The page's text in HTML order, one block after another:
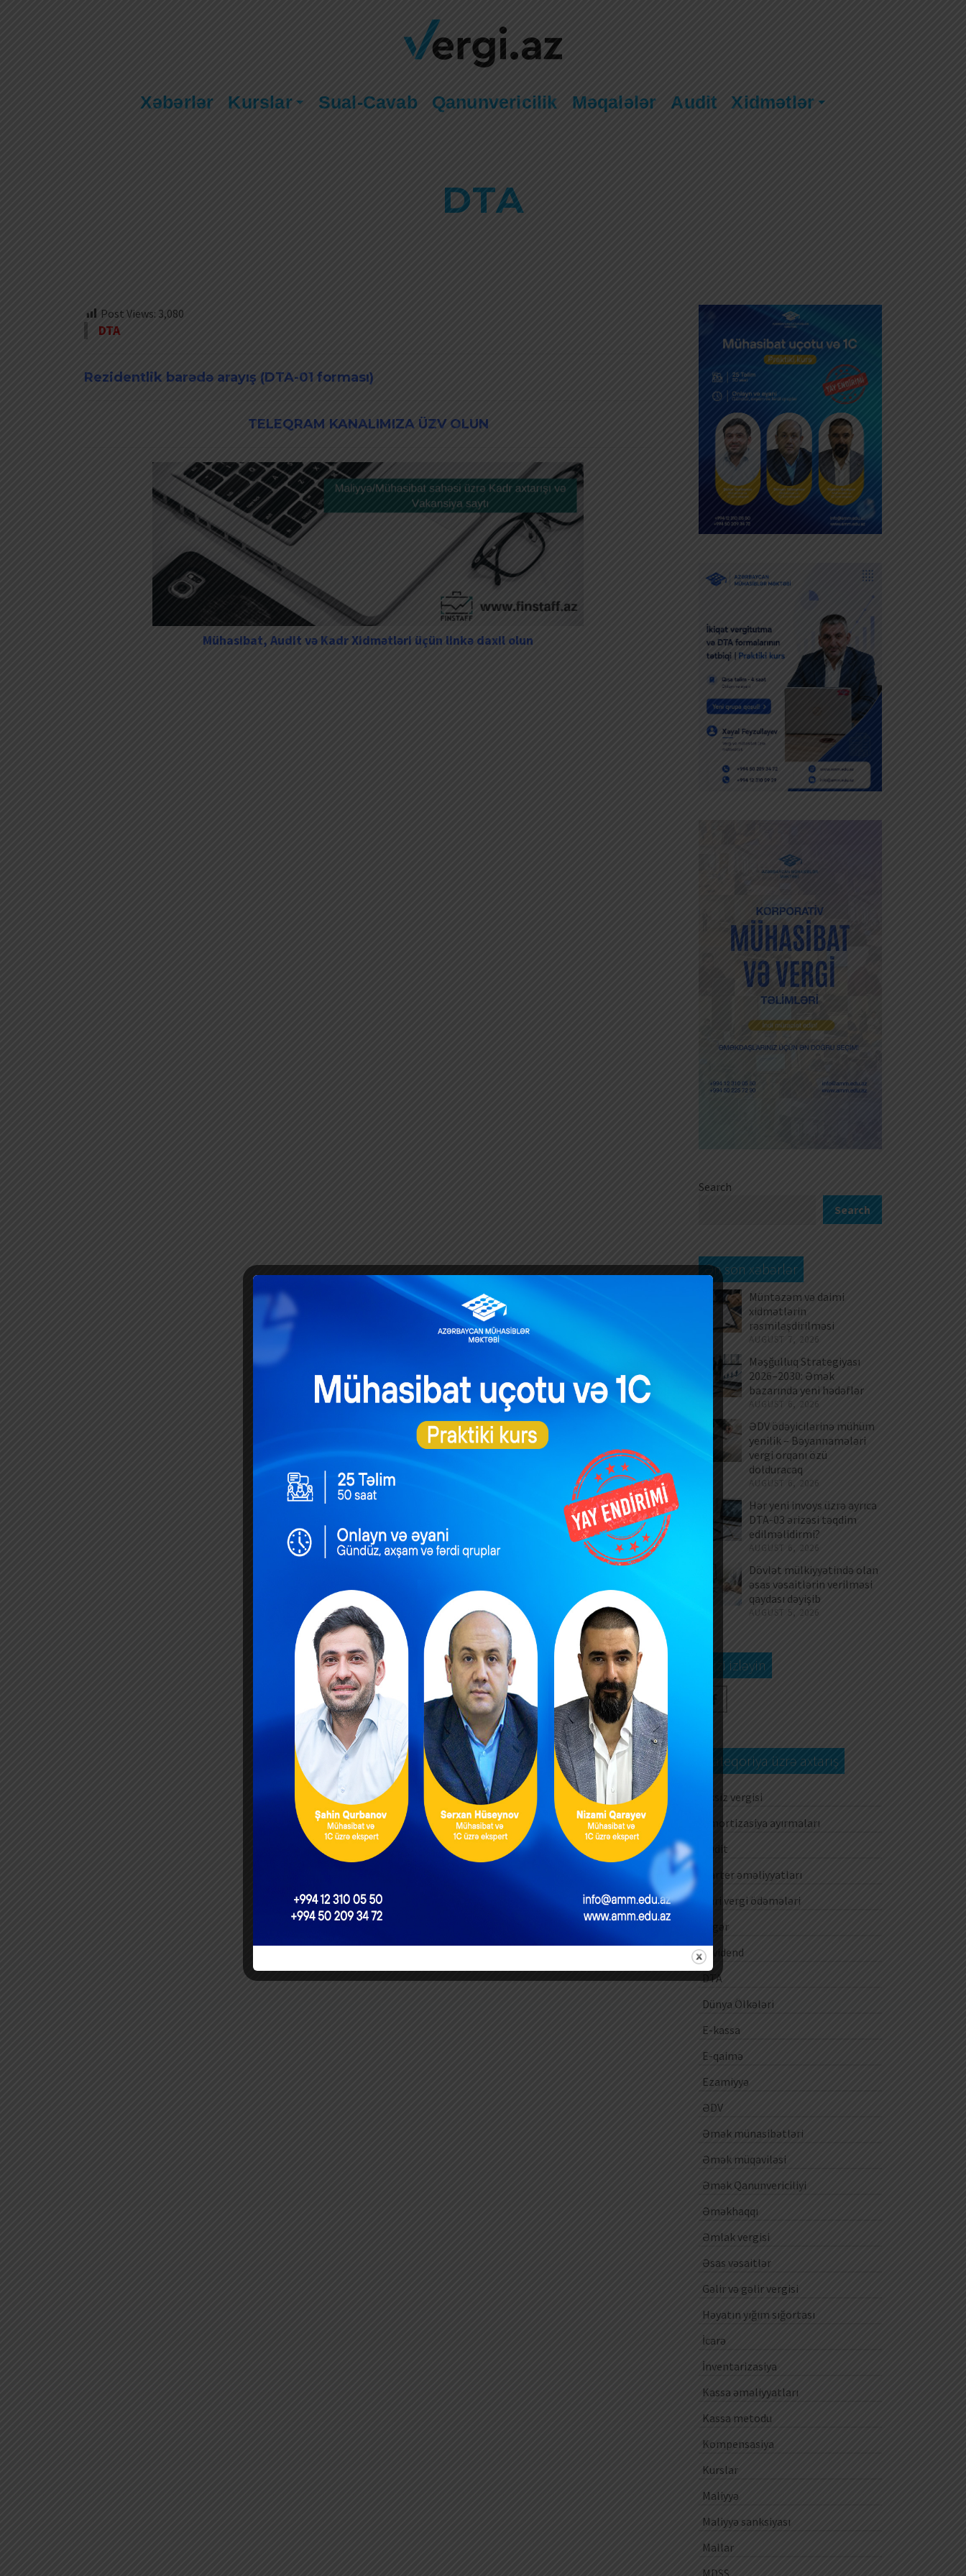
Xəbərlər Kurslar Sual-Cavab Qanunvericilik Məqalələr Audit Xidmətlər
DTA
Post Views: 3,080
DTA
Rezidentlik barədə arayış (DTA-01 forması)
TELEQRAM KANALIMIZA ÜZV OLUN
Mühasibat, Audit və Kadr Xidmətləri üçün linkə daxil olun
Search
Search
Ən son xəbərlər
Müntəzəm və daimi
xidmətlərin
rəsmiləşdirilməsi
AUGUST 7, 2026
Məşğulluq Strategiyası
2026–2030: Əmək
bazarında yeni hədəflər
AUGUST 6, 2026
ƏDV ödəyicilərinə mühüm
yenilik – Bəyannamələri
vergi orqanı özü
dolduracaq
AUGUST 6, 2026
Hər yeni invoys üzrə ayrıca
DTA-03 ərizəsi təqdim
edilməlidirmi?
AUGUST 6, 2026
Dövlət mülkiyyətində olan
əsas vəsaitlərin verilməsi
qaydası dəyişib
AUGUST 5, 2026
Bizi izləyin
Kateqoriya üzrə axtarış
Aksiz vergisi
Amortizasiya ayırmaları
Audit
Barter əməliyyatları
Cari vergi ödəmələri
Digər
Dividend
DTA
Dünya Ölkələri
E-kassa
E-qaimə
Ezamiyyə
ƏDV
Əmək münasibətləri
Əmək müqaviləsi
Əmək Qanunvericiliyi
Əməkhaqqı
Əmlak vergisi
Əsas vəsaitlər
Gəlir və gəlir vergisi
Həyatın yığım sığortası
İcarə
İnventarizasiya
Kassa əməliyyatları
Kassa metodu
Kompensasiya
Kurslar
Maliyyə
Maliyyə sanksiyası
Mallar
MDSS